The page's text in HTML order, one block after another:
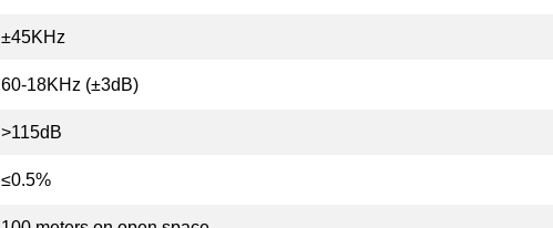
±45KHz
60-18KHz (±3dB)
>115dB
≤0.5%